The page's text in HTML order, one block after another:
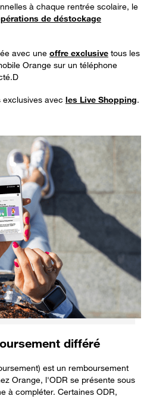
à chaque rentrée scolaire, le
de déstockage
avec une offre exclusive tous les
Orange sur un téléphone
exclusives avec les Live Shopping.
différé
est un remboursement
Orange, l'ODR se présente sous
à compléter. Certaines ODR,